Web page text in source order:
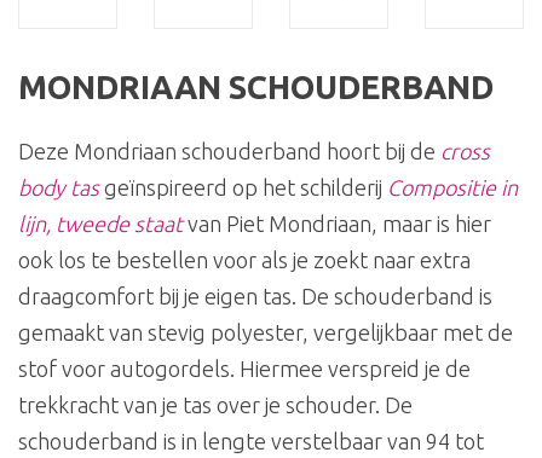
MONDRIAAN SCHOUDERBAND
Deze Mondriaan schouderband hoort bij de cross
body tasgeïnspireerd op het schilderij Compositie in
lijn, tweede staatvan Piet Mondriaan, maar is hier
ook los te bestellen voor als je zoekt naar extra
draagcomfort bij je eigen tas. De schouderband is
gemaakt van stevig polyester, vergelijkbaar met de
stof voor autogordels. Hiermee verspreid je de
trekkracht van je tas over je schouder. De
schouderband is in lengte verstelbaar van 94 tot